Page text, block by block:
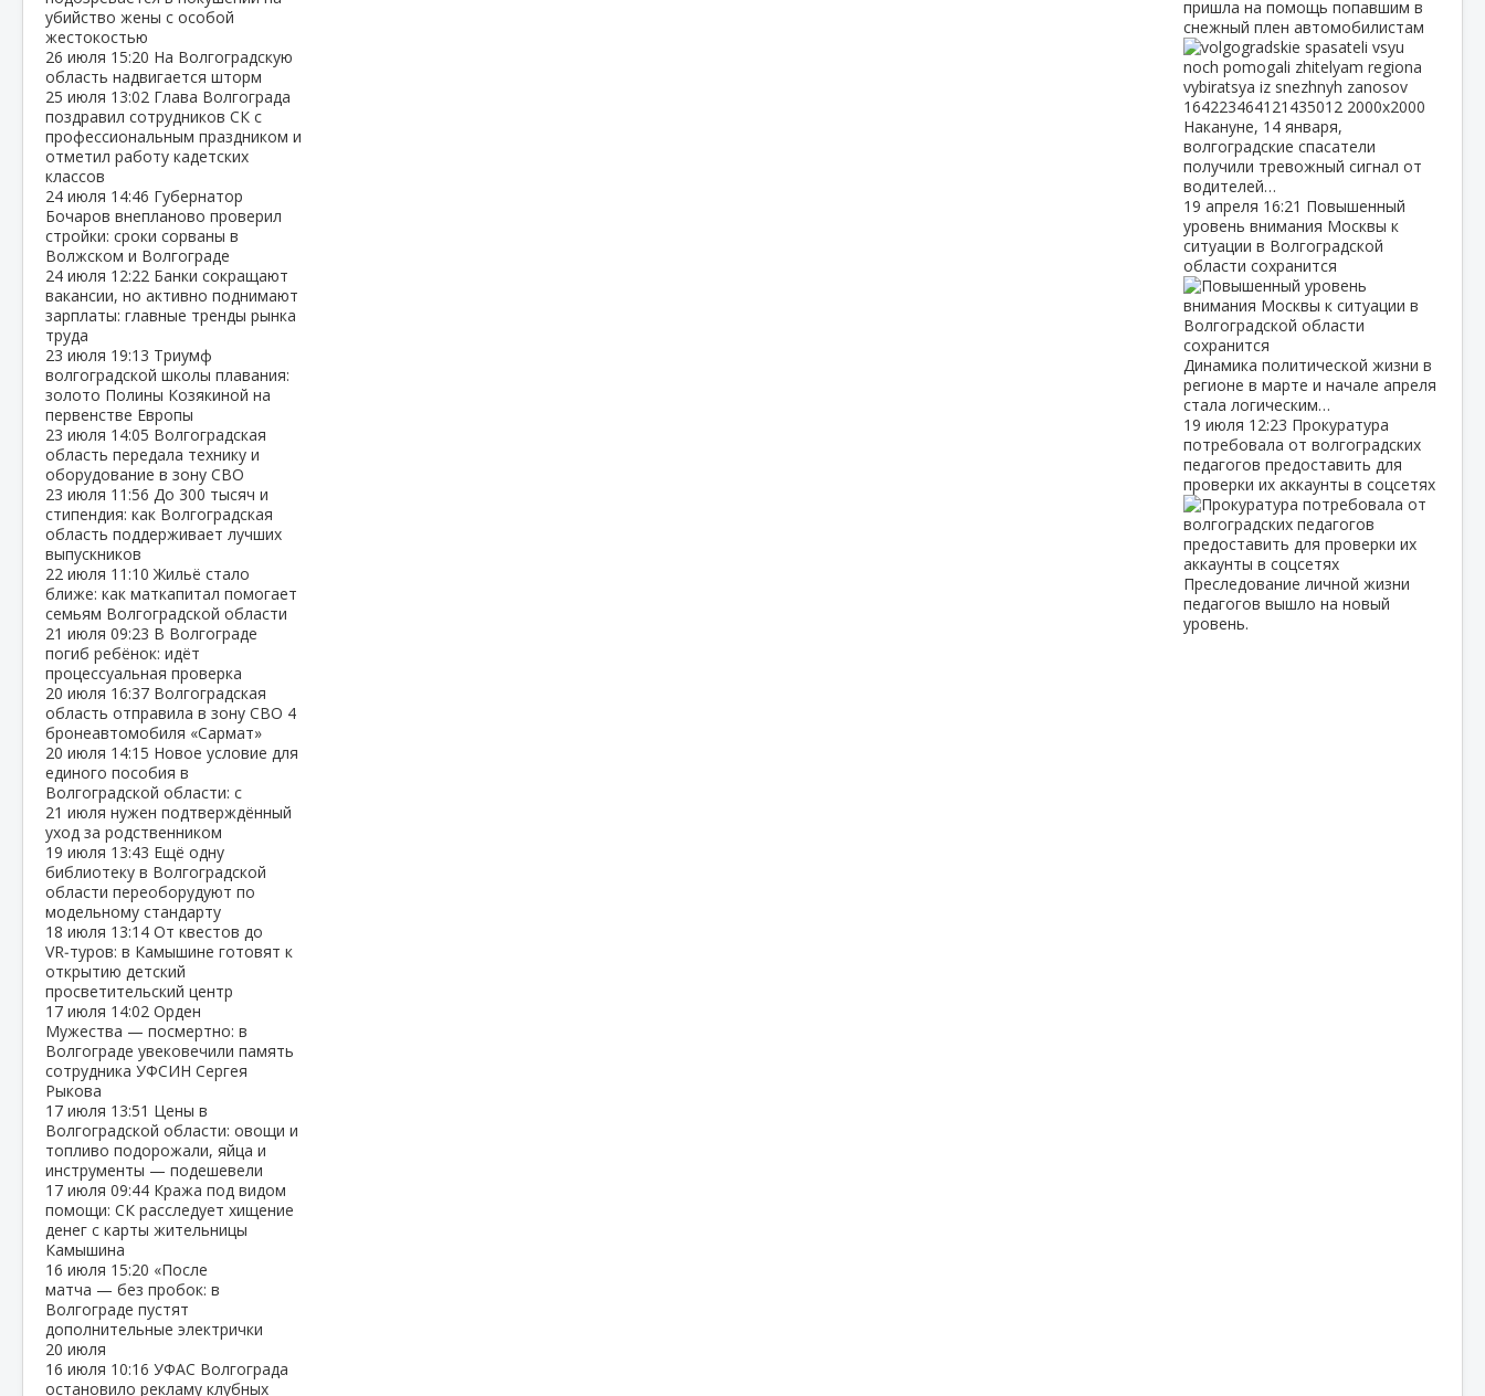
убийство жены с особой
жестокостью
26 июля 15:20 На Волгоградскую
область надвигается шторм
25 июля 13:02 Глава Волгограда
поздравил сотрудников СК с
профессиональным праздником и
отметил работу кадетских
классов
24 июля 14:46 Губернатор
Бочаров внепланово проверил
стройки: сроки сорваны в
Волжском и Волгограде
24 июля 12:22 Банки сокращают
вакансии, но активно поднимают
зарплаты: главные тренды рынка
труда
23 июля 19:13 Триумф
волгоградской школы плавания:
золото Полины Козякиной на
первенстве Европы
23 июля 14:05 Волгоградская
область передала технику и
оборудование в зону СВО
23 июля 11:56 До 300 тысяч и
стипендия: как Волгоградская
область поддерживает лучших
выпускников
22 июля 11:10Жильё стало
ближе: как маткапитал помогает
семьям Волгоградской области
21 июля 09:23 В Волгограде
погиб ребёнок: идёт
процессуальная проверка
20 июля 16:37 Волгоградская
область отправила в зону СВО 4
бронеавтомобиля «Сармат»
20 июля 14:15 Новое условие для
единого пособия в
Волгоградской области: с
21 июля нужен подтверждённый
уход за родственником
19 июля 13:43 Ещё одну
библиотеку в Волгоградской
области переоборудуют по
модельному стандарту
18 июля 13:14 От квестов до
VR‑туров: в Камышине готовят к
открытию детский
просветительский центр
17 июля 14:02 Орден
Мужества — посмертно: в
Волгограде увековечили память
сотрудника УФСИН Сергея
Рыкова
17 июля 13:51 Цены в
Волгоградской области: овощи и
топливо подорожали, яйца и
инструменты — подешевели
17 июля 09:44 Кража под видом
помощи: СК расследует хищение
денег с карты жительницы
Камышина
16 июля 15:20 «После
матча — без пробок: в
Волгограде пустят
дополнительные электрички
20 июля
16 июля 10:16 УФАС Волгограда
остановило рекламу клубных
пришла на помощь попавшим в
снежный плен автомобилистам
Накануне, 14 января,
волгоградские спасатели
получили тревожный сигнал от
водителей…
19 апреля 16:21 Повышенный
уровень внимания Москвы к
ситуации в Волгоградской
области сохранится
Динамика политической жизни в
регионе в марте и начале апреля
стала логическим…
19 июля 12:23 Прокуратура
потребовала от волгоградских
педагогов предоставить для
проверки их аккаунты в соцсетях
Преследование личной жизни
педагогов вышло на новый
уровень.